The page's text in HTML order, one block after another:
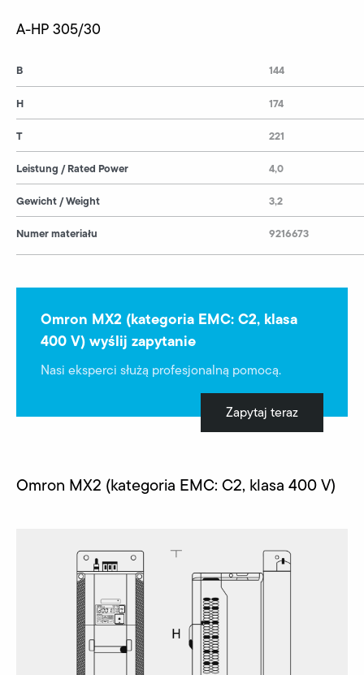
A-HP 305/30
B
H
T
Leistung / Rated Power
Gewicht / Weight
Numer materiału
144
174
221
4,0
3,2
9216673
Omron MX2 (kategoria EMC: C2, klasa
400 V) wyślij zapytanie
Nasi eksperci służą profesjonalną pomocą.
Zapytaj teraz
Omron MX2 (kategoria EMC: C2, klasa 400 V)